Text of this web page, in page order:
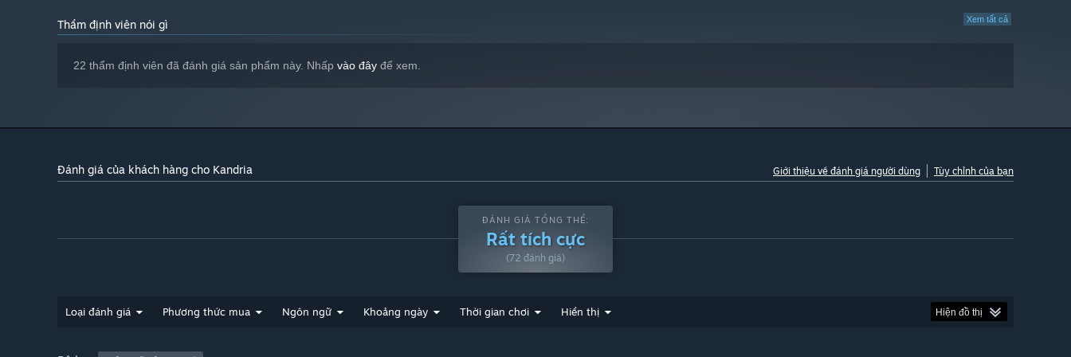
References to drugs and alcohol
Abuse
Xem tất cả
Thẩm định viên nói gì
22 thẩm định viên đã đánh giá sản phẩm này. Nhấp vào đây để xem.
Đánh giá của khách hàng cho Kandria Giới thiệu về đánh giá người dùng Tùy chỉnh của bạn
ĐÁNH GIÁ TỔNG THỂ:
Rất tích cực
(72 đánh giá)
Loại đánh giá Phương thức mua Ngôn ngữ Khoảng ngày Thời gian chơi Hiển thị Hiện đồ thị